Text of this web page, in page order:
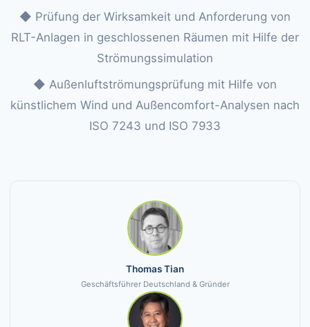
◆ Prüfung der Wirksamkeit und Anforderung von
RLT-Anlagen in geschlossenen Räumen mit Hilfe der
Strömungssimulation
◆ Außenluftströmungsprüfung mit Hilfe von
künstlichem Wind und Außencomfort-Analysen nach
ISO 7243 und ISO 7933
Thomas Tian
Geschäftsführer Deutschland & Gründer